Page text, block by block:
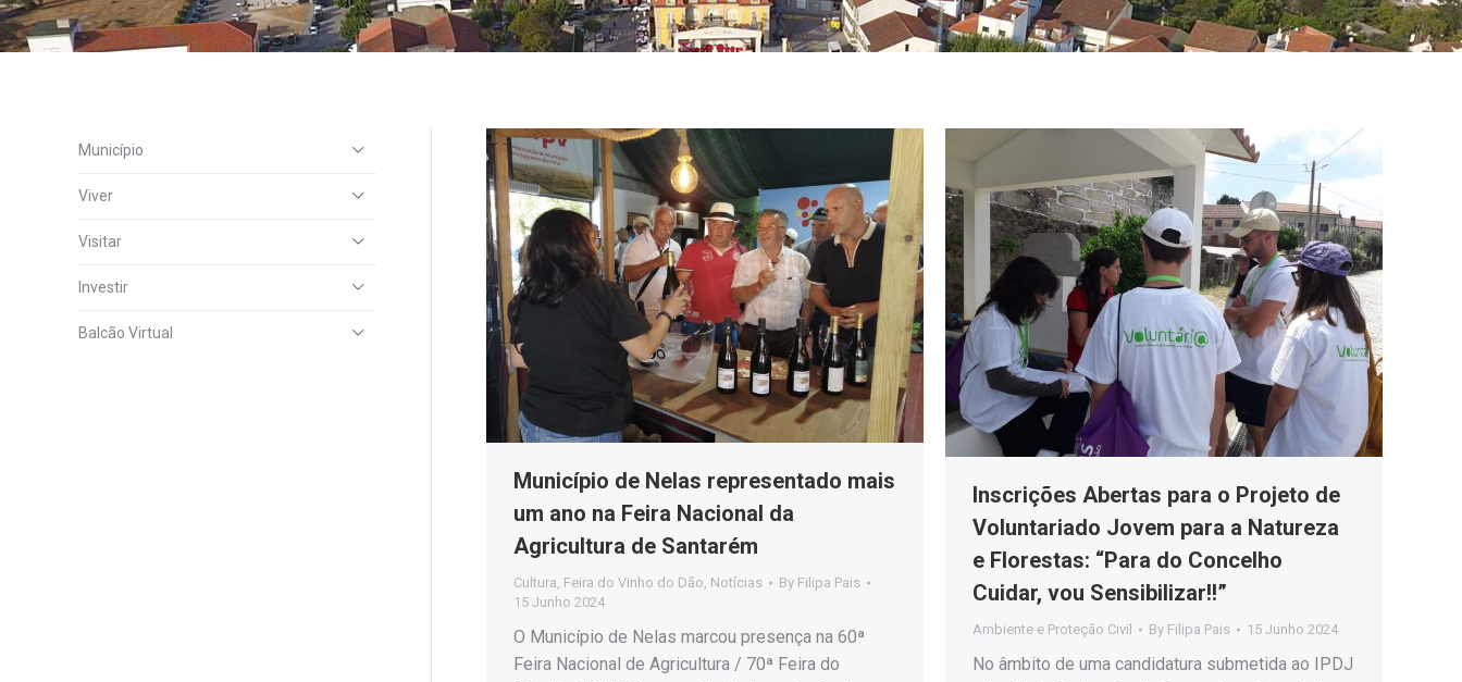
Município de Nelas representado mais
um ano na Feira Nacional da
Agricultura de Santarém
Cultura Feira do Vinho do Dão Notícias By Filipa Pais
15 Junho 2024
O Município de Nelas marcou presença na 60ª
Feira Nacional de Agricultura / 70ª Feira do
Inscrições Abertas para o Projeto de
Voluntariado Jovem para a Natureza
e Florestas: “Para do Concelho
Cuidar, vou Sensibilizar!!”
Ambiente e Proteção Civil By Filipa Pais 15 Junho 2024
No âmbito de uma candidatura submetida ao IPDJ
Município
Viver
Visitar
Investir
Balcão Virtual